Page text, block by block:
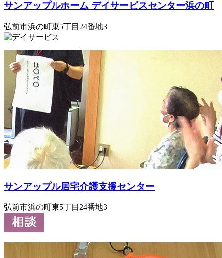
サンアップルホーム デイサービスセンター浜の町
弘前市浜の町東5丁目24番地3
サンアップル居宅介護支援センター
弘前市浜の町東5丁目24番地3